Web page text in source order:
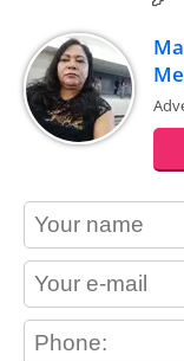
contact_name
contact_email
contact_phone